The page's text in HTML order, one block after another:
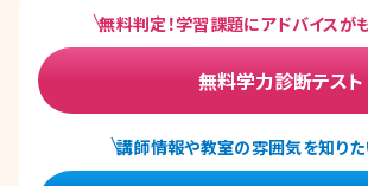
無料判定！学習課題にアドバイスが
無料学力診断テスト
講師情報や教室の雰囲気を知り